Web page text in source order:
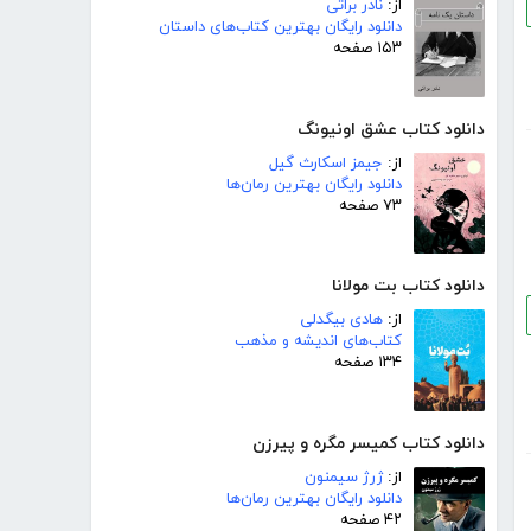
از: نادر براتی
دانلود رایگان بهترین کتاب‌های داستان
۱۵۳ صفحه
دانلود کتاب عشق اونیونگ
از: جیمز اسکارث گیل
دانلود رایگان بهترین رمان‌ها
۷۳ صفحه
دانلود کتاب بت مولانا
از: هادی بیگدلی
کتاب‌های اندیشه و مذهب
۱۳۴ صفحه
دانلود کتاب کمیسر مگره و پیرزن
از:ژرژ سیمنون
دانلود رایگان بهترین رمان‌ها
۴۲ صفحه